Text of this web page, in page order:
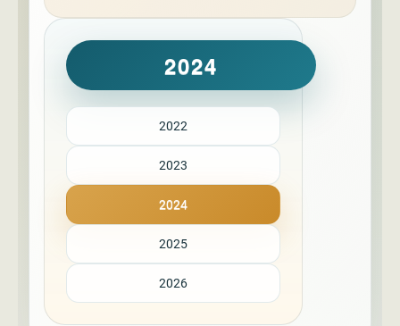
2024
2022
2023
2024
2025
2026